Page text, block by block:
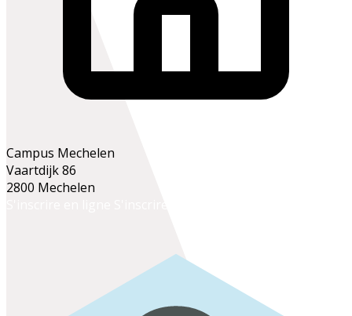
Campus Mechelen
Vaartdijk 86
2800 Mechelen